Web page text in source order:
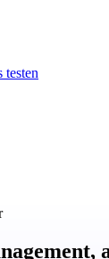
testen